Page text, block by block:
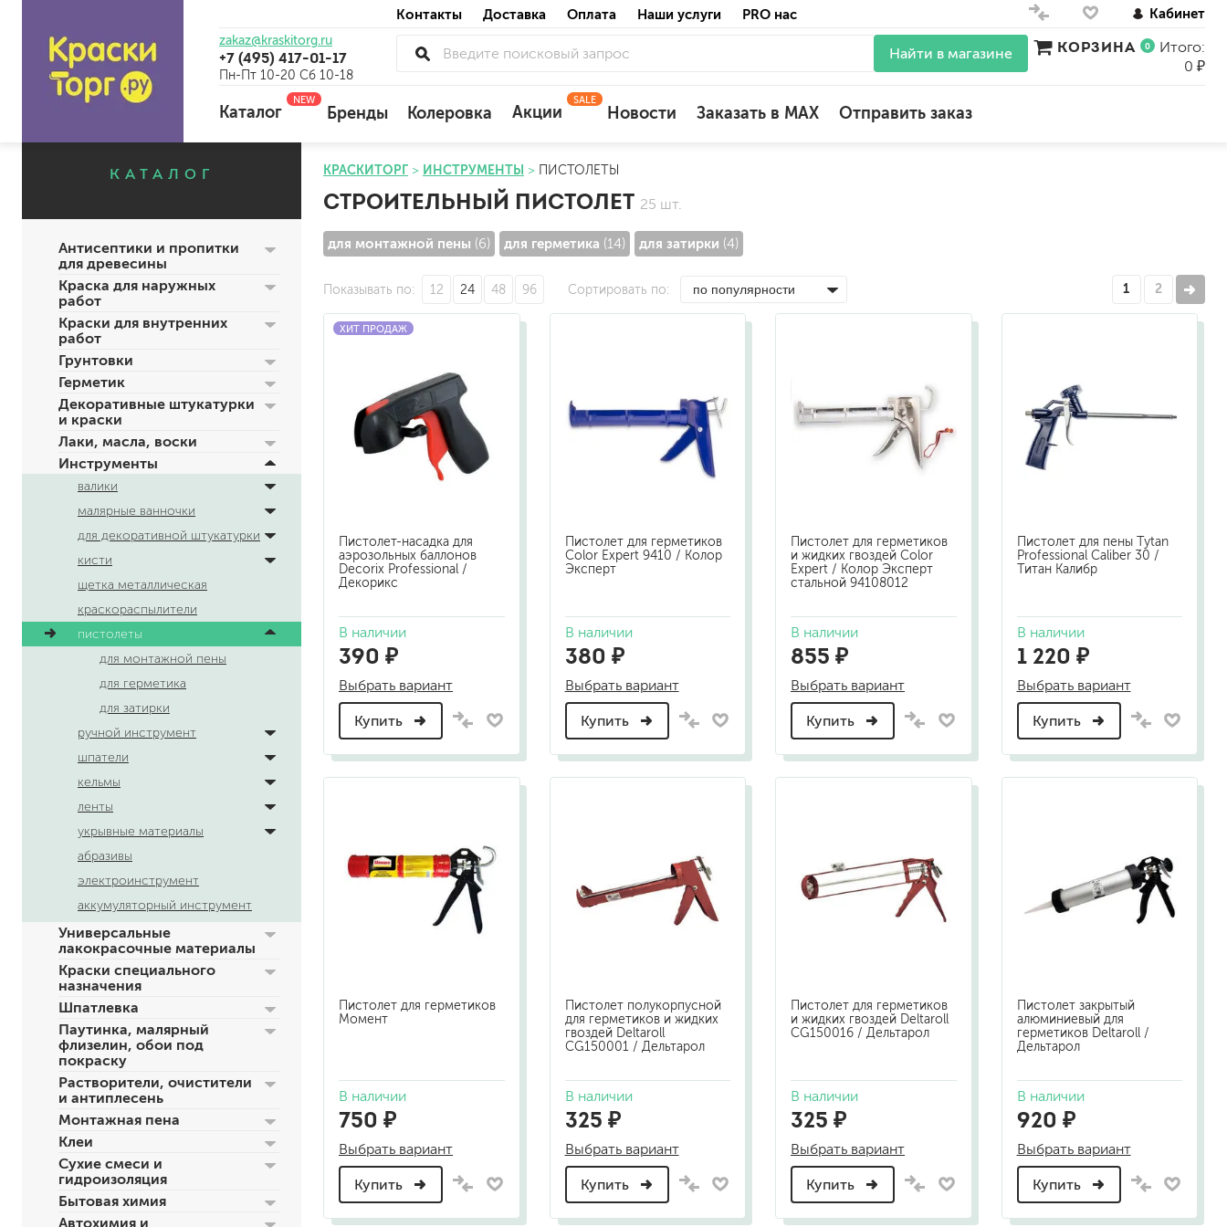
Контакты Доставка Оплата Наши услуги PRO нас Кабинет
zakaz@kraskitorg.ru
+7 (495) 417-01-17
Пн-Пт 10-20 Сб 10-18
Найти в магазине КОРЗИНА 0
Итого:
0 ₽
Каталог
NEW
для наружных работ
для внутренних работ
универсальные
отбеливающие
для минеральных поверхностей
по штукатурке
по бетону
моющиеся
универсальные
бетоноконтакт и для сложных поверхностей
для древесины
антикорозийные
под декоративные штукатурки
для гипсокартона
под штукатурку
силиконовые санитарные (антигрибковые)
шовные для срубов
мокрый шелк
венецианские (эффект мрамора)
песок (эффект песчаных вихрей)
декоративная шпаклевка
травертин, карта мира, арт-бетон
камешковая
короед
фактурные краски
для стен, потолков
яхтные
для бани и сауны
малярные ванночки
для декоративной штукатурки
кисти
щетка металлическая
укрывные материалы
для металла (по ржавчине)
ПФ-115
эмали универсальные
краски универсальные
для пола
для радиаторов, батарей
магнитные
пожаробезопасные краски
для ванны и бассейна
готовые
для дерева
сухие
малярный флизелин
стеклообои под покраску
флизелиновые обои под покраску
Бренды Колеровка Акции
SALE
Новости Заказать в MAX Отправить заказ
КАТАЛОГ
Антисептики и пропитки
для древесины
Краска для наружных
работ
Краски для внутренних
работ
Грунтовки
Герметик
Декоративные штукатурки
и краски
Лаки, масла, воски
Инструменты
валики
малярные ванночки
для декоративной штукатурки
кисти
щетка металлическая
краскораспылители
пистолеты
для монтажной пены
для герметика
для затирки
ручной инструмент
шпатели
кельмы
ленты
укрывные материалы
абразивы
электроинструмент
аккумуляторный инструмент
Универсальные
лакокрасочные материалы
Краски специального
назначения
Шпатлевка
Паутинка, малярный
флизелин, обои под
покраску
Растворители, очистители
и антиплесень
Монтажная пена
Клеи
Сухие смеси и
гидроизоляция
Бытовая химия
Автохимия и
КРАСКИТОРГ ИНСТРУМЕНТЫ ПИСТОЛЕТЫ
СТРОИТЕЛЬНЫЙ ПИСТОЛЕТ 25 шт.
для монтажной пены (6) для герметика (14) для затирки (4)
Показывать по 12 24 48 96 Сортировать по 1 2
ХИТ ПРОДАЖ
Пистолет-насадка для
аэрозольных баллонов
Decorix Professional /
Декорикс
В наличии
390 ₽
Выбрать вариант
Купить
Пистолет для герметиков
Color Expert 9410 / Колор
Эксперт
В наличии
380 ₽
Выбрать вариант
Купить
Пистолет для герметиков
и жидких гвоздей Color
Expert / Колор Эксперт
стальной 94108012
В наличии
855 ₽
Выбрать вариант
Купить
Пистолет для пены Tytan
Professional Caliber 30 /
Титан Калибр
В наличии
1 220 ₽
Выбрать вариант
Купить
Пистолет для герметиков
Момент
В наличии
750 ₽
Выбрать вариант
Купить
Пистолет полукорпусной
для герметиков и жидких
гвоздей Deltaroll
CG150001 / Дельтарол
В наличии
325 ₽
Выбрать вариант
Купить
Пистолет для герметиков
и жидких гвоздей Deltaroll
CG150016 / Дельтарол
В наличии
325 ₽
Выбрать вариант
Купить
Пистолет закрытый
алюминиевый для
герметиков Deltaroll /
Дельтарол
В наличии
920 ₽
Выбрать вариант
Купить